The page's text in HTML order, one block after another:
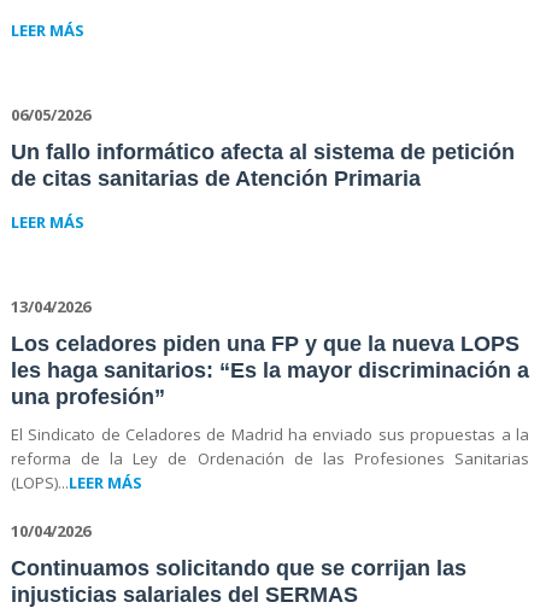
LEER MÁS
06/05/2026
Un fallo informático afecta al sistema de petición
de citas sanitarias de Atención Primaria
LEER MÁS
13/04/2026
Los celadores piden una FP y que la nueva LOPS
les haga sanitarios: “Es la mayor discriminación a
una profesión”
El Sindicato de Celadores de Madrid ha enviado sus propuestas a la
reforma de la Ley de Ordenación de las Profesiones Sanitarias
(LOPS)...LEER MÁS
10/04/2026
Continuamos solicitando que se corrijan las
injusticias salariales del SERMAS